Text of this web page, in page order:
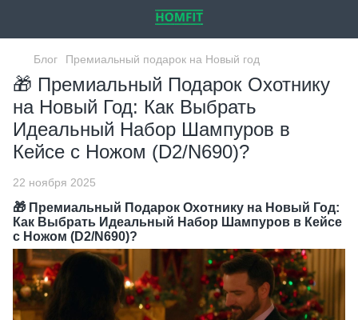
Блог Премиальный подарок на Новый год
🎁 Премиальный Подарок Охотнику
на Новый Год: Как Выбрать
Идеальный Набор Шампуров в
Кейсе с Ножом (D2/N690)?
22 ноября 2025
🎁 Премиальный Подарок Охотнику на Новый Год:
Как Выбрать Идеальный Набор Шампуров в Кейсе
с Ножом (D2/N690)?